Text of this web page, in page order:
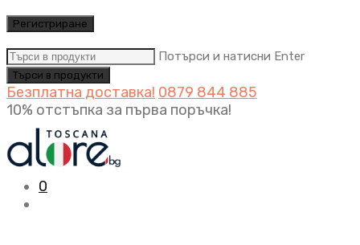
Регистриране
Потърси и натисни Enter
Безплатна доставка! 0879 844 885
10% отстъпка за първа поръчка!
0